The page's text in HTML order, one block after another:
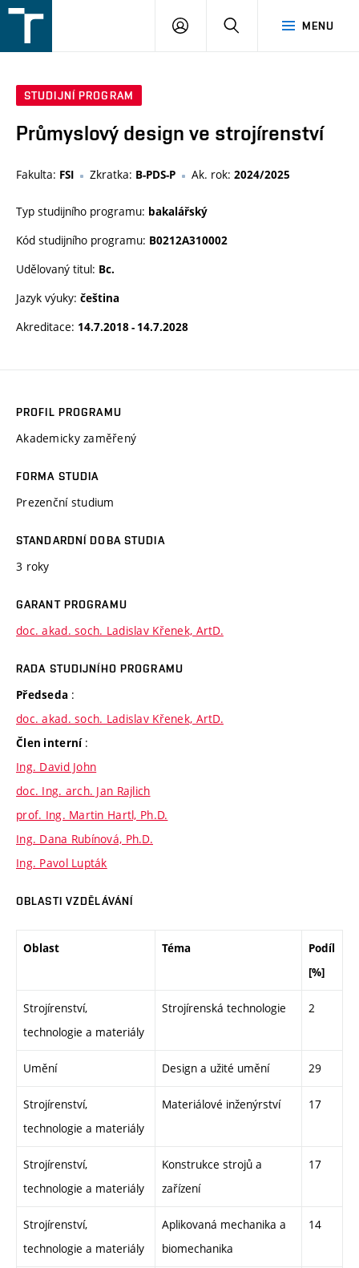
v
MENU
PŘIHLÁŠENÍ
STUDIJNÍ PROGRAM
Průmyslový design ve strojírenství
Fakulta: FSI Zkratka: B-PDS-P Ak. rok: 2024/2025
Typ studijního programu: bakalářský
Kód studijního programu: B0212A310002
Udělovaný titul: Bc.
Jazyk výuky: čeština
Akreditace: 14.7.2018 - 14.7.2028
PROFIL PROGRAMU
Akademicky zaměřený
FORMA STUDIA
Prezenční studium
STANDARDNÍ DOBA STUDIA
3 roky
GARANT PROGRAMU
doc. akad. soch. Ladislav Křenek, ArtD.
RADA STUDIJNÍHO PROGRAMU
Předseda :
doc. akad. soch. Ladislav Křenek, ArtD.
Člen interní :
Ing. David John
doc. Ing. arch. Jan Rajlich
prof. Ing. Martin Hartl, Ph.D.
Ing. Dana Rubínová, Ph.D.
Ing. Pavol Lupták
OBLASTI VZDĚLÁVÁNÍ
Oblast Téma
Podíl
[%]
Strojírenství,
technologie a materiály
Strojírenská technologie 2
Umění Design a užité umění 29
Strojírenství,
technologie a materiály
Materiálové inženýrství 17
Strojírenství,
technologie a materiály
Konstrukce strojů a
zařízení
17
Strojírenství,
technologie a materiály
Aplikovaná mechanika a
biomechanika
14